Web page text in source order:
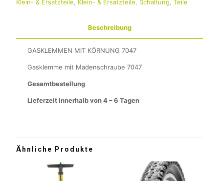
Klein- & Ersatzteile
Klein- & Ersatzteile Schaltung Teile
Beschreibung
GASKLEMMEN MIT KÖRNUNG 7047
Gasklemme mit Madenschraube 7047
Gesamtbestellung
Lieferzeit innerhalb von 4 – 6 Tagen
Ähnliche Produkte